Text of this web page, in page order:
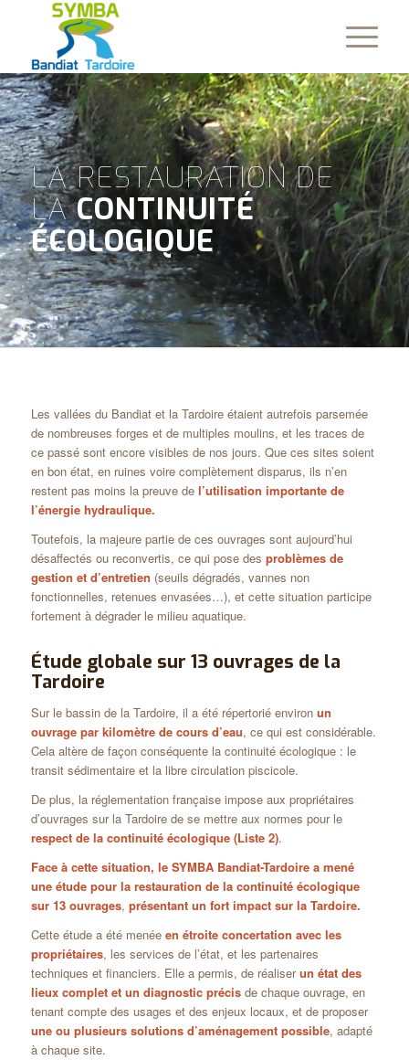
LA RESTAURATION DE
LACONTINUITÉ
ÉCOLOGIQUE
Les vallées du Bandiat et la Tardoire étaient autrefois parsemée
de nombreuses forges et de multiples moulins, et les traces de
ce passé sont encore visibles de nos jours. Que ces sites soient
en bon état, en ruines voire complètement disparus, ils n’en
restent pas moins la preuve de l’utilisation importante de
l’énergie hydraulique.
Toutefois, la majeure partie de ces ouvrages sont aujourd’hui
désaffectés ou reconvertis, ce qui pose des problèmes de
gestion et d’entretien (seuils dégradés, vannes non
fonctionnelles, retenues envasées…), et cette situation participe
fortement à dégrader le milieu aquatique.
Étude globale sur 13 ouvrages de la
Tardoire
Sur le bassin de la Tardoire, il a été répertorié environ un
ouvrage par kilomètre de cours d’eau, ce qui est considérable.
Cela altère de façon conséquente la continuité écologique : le
transit sédimentaire et la libre circulation piscicole.
De plus, la réglementation française impose aux propriétaires
d’ouvrages sur la Tardoire de se mettre aux normes pour le
respect de la continuité écologique (Liste 2).
Face à cette situation, le SYMBA Bandiat-Tardoire a mené
une étude pour la restauration de la continuité écologique
sur 13 ouvrages, présentant un fort impact sur la Tardoire.
Cette étude a été menée en étroite concertation avec les
propriétaires, les services de l’état, et les partenaires
techniques et financiers. Elle a permis, de réaliserun état des
lieux complet et un diagnostic précisde chaque ouvrage, en
tenant compte des usages et des enjeux locaux, et de proposer
une ou plusieurs solutions d’aménagement possible, adapté
à chaque site.